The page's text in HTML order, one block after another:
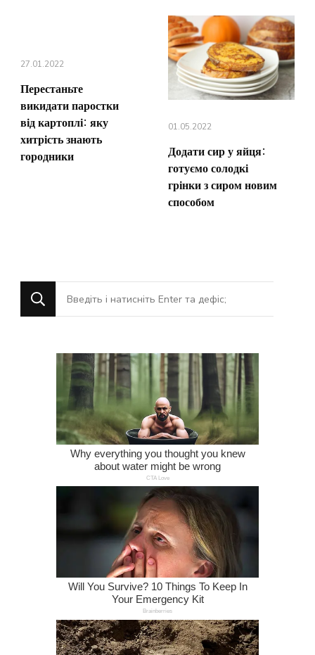
27.01.2022
Перестаньте
викидати паростки
від картоплі: яку
хитрість знають
городники
01.05.2022
Додати сир у яйця:
готуємо солодкі
грінки з сиром новим
способом
Шукаєте
щось?